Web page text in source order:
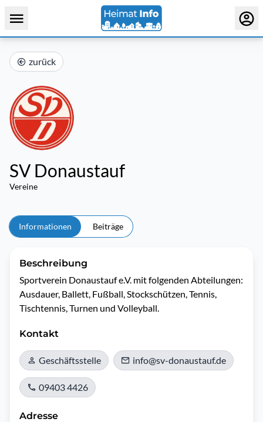
zurück
SV Donaustauf
Vereine
Informationen Beiträge
Beschreibung
Sportverein Donaustauf e.V. mit folgenden Abteilungen:
Ausdauer, Ballett, Fußball, Stockschützen, Tennis,
Tischtennis, Turnen und Volleyball.
Kontakt
Geschäftsstelle info@sv-donaustauf.de
09403 4426
Adresse